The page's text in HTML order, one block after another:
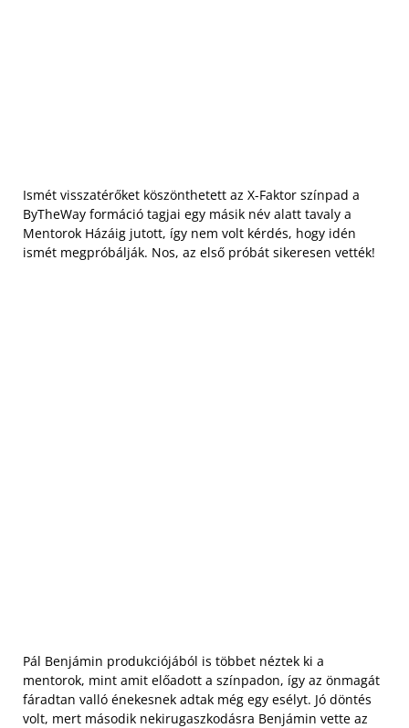
Ismét visszatérőket köszönthetett az X-Faktor színpad a
ByTheWay formáció tagjai egy másik név alatt tavaly a
Mentorok Házáig jutott, így nem volt kérdés, hogy idén
ismét megpróbálják. Nos, az első próbát sikeresen vették!
Pál Benjámin produkciójából is többet néztek ki a
mentorok, mint amit előadott a színpadon, így az önmagát
fáradtan valló énekesnek adtak még egy esélyt. Jó döntés
volt, mert második nekirugaszkodásra Benjámin vette az